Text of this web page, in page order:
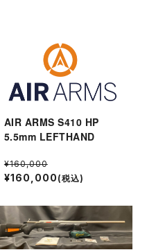
AIR ARMS S410 HP
5.5mm LEFTHAND
¥160,000
¥160,000 (税込)